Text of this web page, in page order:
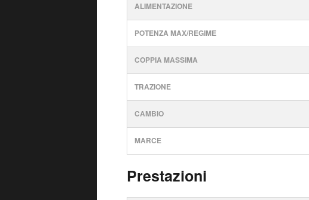
ALIMENTAZIONE
POTENZA MAX/REGIME
COPPIA MASSIMA
TRAZIONE
CAMBIO
MARCE
Prestazioni